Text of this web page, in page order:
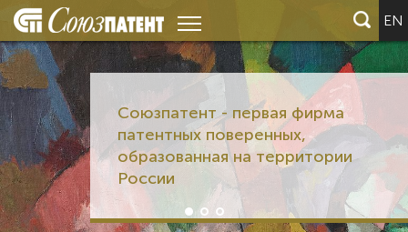
EN
Союзпатент - первая фирма
патентных поверенных,
образованная на территории
России